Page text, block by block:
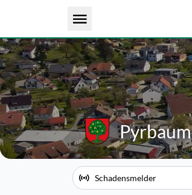
Pyrbaum
Schadensmelder